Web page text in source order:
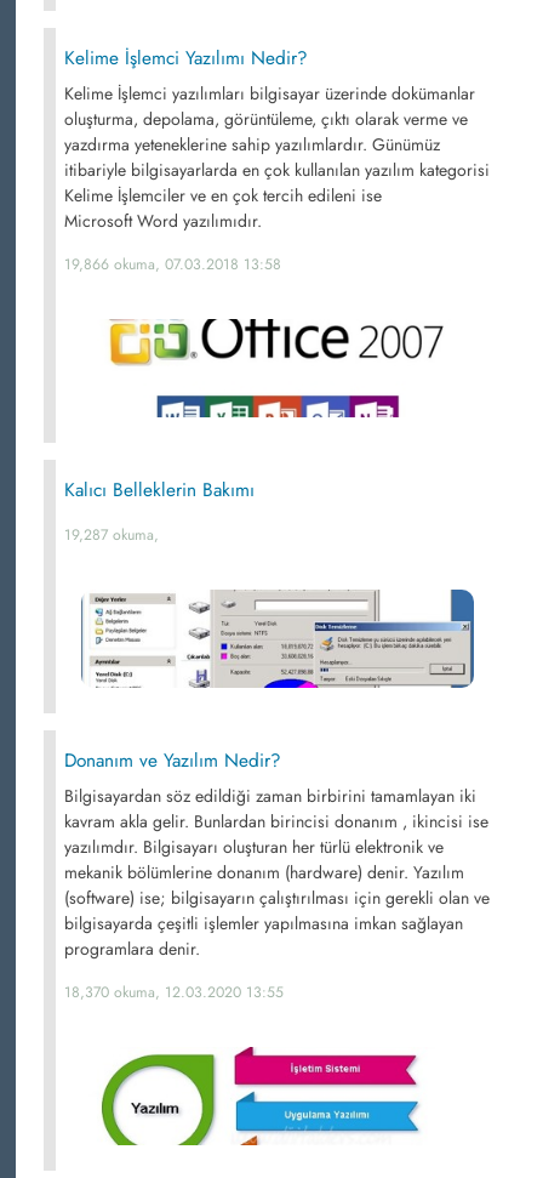
Kelime İşlemci Yazılımı Nedir?
Kelime İşlemci yazılımları bilgisayar üzerinde dokümanlar
oluşturma, depolama, görüntüleme, çıktı olarak verme ve
yazdırma yeteneklerine sahip yazılımlardır. Günümüz
itibariyle bilgisayarlarda en çok kullanılan yazılım kategorisi
Kelime İşlemciler ve en çok tercih edileni ise
Microsoft Word yazılımıdır.
19,866 okuma, 07.03.2018 13:58
Kalıcı Belleklerin Bakımı
19,287 okuma,
Donanım ve Yazılım Nedir?
Bilgisayardan söz edildiği zaman birbirini tamamlayan iki
kavram akla gelir. Bunlardan birincisi donanım , ikincisi ise
yazılımdır. Bilgisayarı oluşturan her türlü elektronik ve
mekanik bölümlerine donanım (hardware) denir. Yazılım
(software) ise; bilgisayarın çalıştırılması için gerekli olan ve
bilgisayarda çeşitli işlemler yapılmasına imkan sağlayan
programlara denir.
18,370 okuma, 12.03.2020 13:55